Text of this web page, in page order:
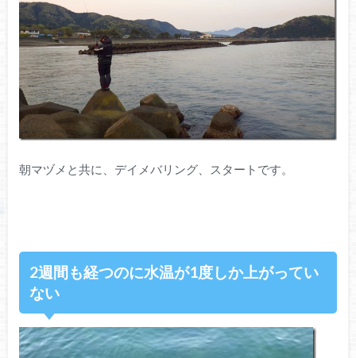
朝マヅメと共に、デイメバリング、スタートです。
2週間も経つのに水温が1度しか上がってい
ない